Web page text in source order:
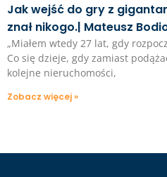
Jak wejść do gry z
znał nikogo.| Mateusz
„Miałem wtedy 27 lat, gdy
Co się dzieje, gdy zamiast
kolejne nieruchomości,
Zobacz więcej »